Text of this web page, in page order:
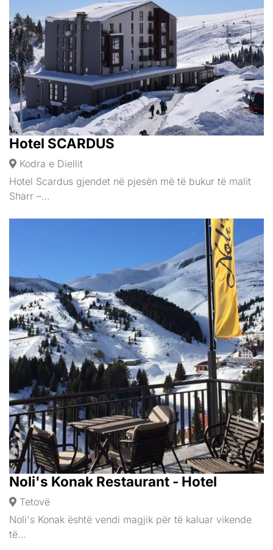
Hotel SCARDUS
Kodra e Diellit
Hotel Scardus gjendet në pjesën më të bukur të malit
Sharr –…
Noli's Konak Restaurant - Hotel
Tetovë
Noli's Konak është vendi magjik për të kaluar vikende
të…